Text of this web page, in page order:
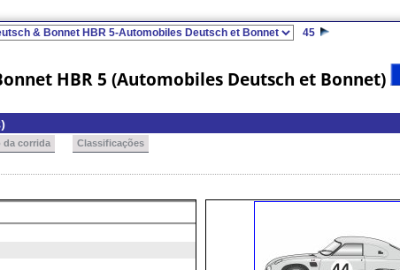
45
HBR 5 (Automobiles Deutsch et Bonnet)
da corrida Classificações